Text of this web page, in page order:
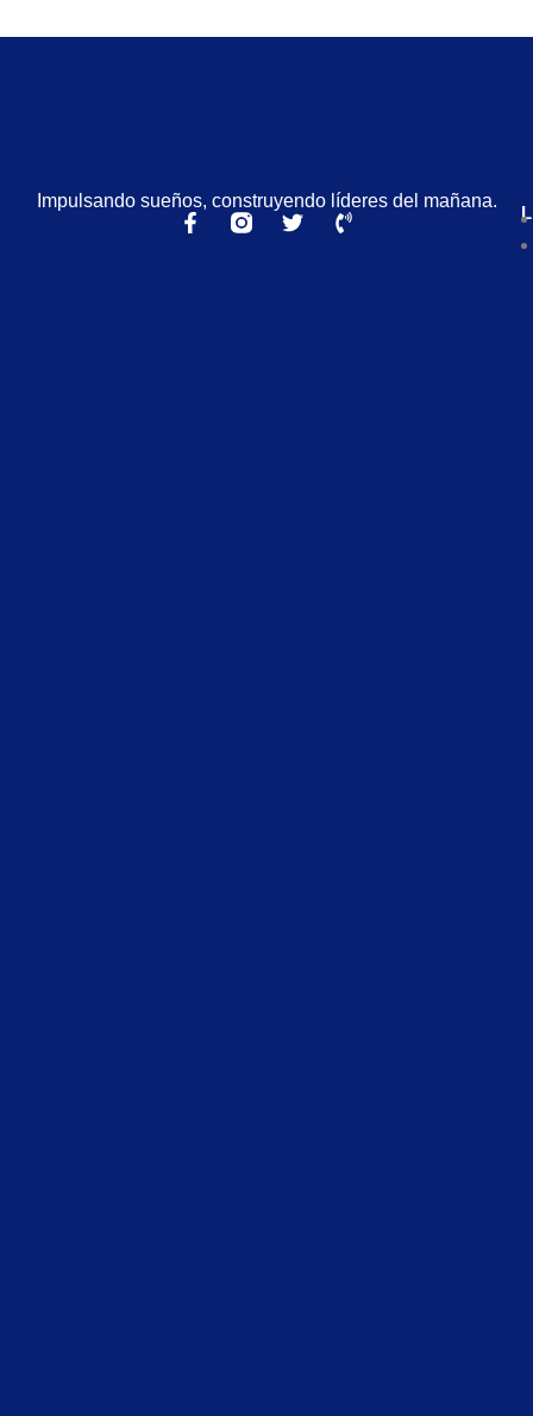
Impulsando sueños, construyendo líderes del mañana.